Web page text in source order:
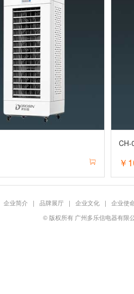
CH-
￥
企业简介 | 品牌展厅 | 企业文化 | 企业使
© 版权所有 广州多乐信电器有限